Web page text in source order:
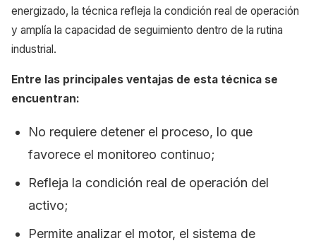
energizado, la técnica refleja la condición real de operación
y amplía la capacidad de seguimiento dentro de la rutina
industrial.
Entre las principales ventajas de esta técnica se
encuentran:
No requiere detener el proceso, lo que
favorece el monitoreo continuo;
Refleja la condición real de operación del
activo;
Permite analizar el motor, el sistema de